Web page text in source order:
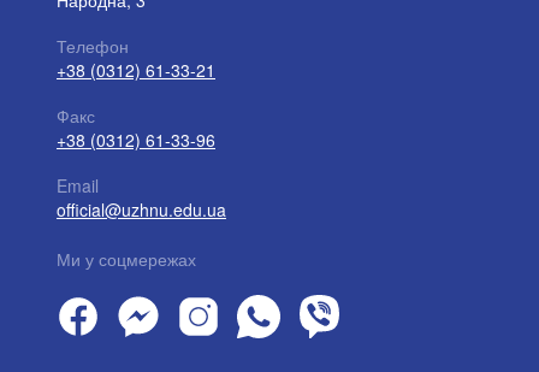
Телефон
+38 (0312) 61-33-21
Факс
+38 (0312) 61-33-96
Email
official@uzhnu.edu.ua
Ми у соцмережах